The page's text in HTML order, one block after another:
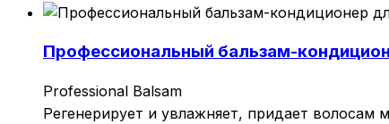
Профессиональный бальзам-
Professional Balsam
Регенерирует и увлажняет, придает волосам